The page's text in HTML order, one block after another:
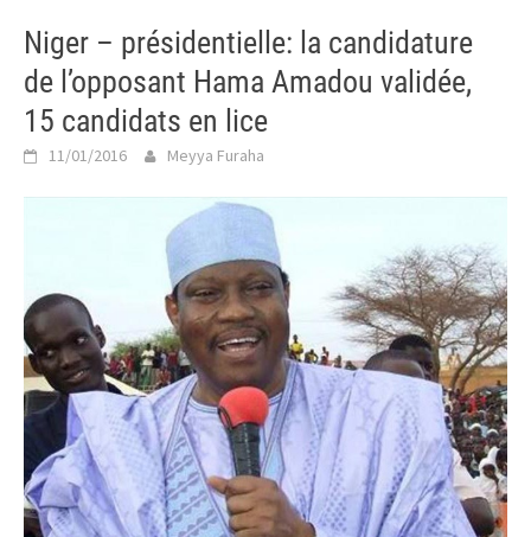
Niger – présidentielle: la candidature
de l’opposant Hama Amadou validée,
15 candidats en lice
11/01/2016 Meyya Furaha